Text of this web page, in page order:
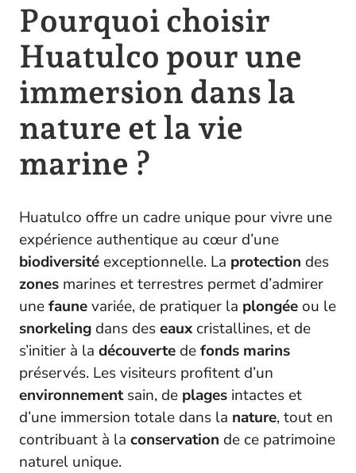
Pourquoi choisir
Huatulco pour une
immersion dans la
nature et la vie
marine ?
Huatulco offre un cadre unique pour vivre une
expérience authentique au cœur d’une
biodiversité exceptionnelle. La protection des
zones marines et terrestres permet d’admirer
unefaunevariée, de pratiquer la plongée ou le
snorkeling dans deseauxcristallines, et de
s’initier à la découverte defonds marins
préservés. Les visiteurs profitent d’un
environnementsain, de plages intactes et
d’une immersion totale dans la nature, tout en
contribuant à la conservation de ce patrimoine
naturel unique.